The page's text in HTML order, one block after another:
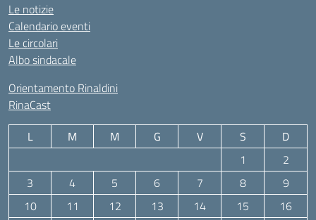
Le notizie
Calendario eventi
Le circolari
Albo sindacale
Orientamento Rinaldini
RinaCast
L M M G V S
D
1
2
3
4 5 6 7 8
9
10
11 12 13 14 15
16